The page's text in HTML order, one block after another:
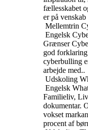
fællesskabet
er på venskab
Mellemtrin
Engelsk
Grænser
god
cyberbulling
arbejde med..
Udskoling
Engelsk
Familieliv,
dokumentar.
vokset
procent af